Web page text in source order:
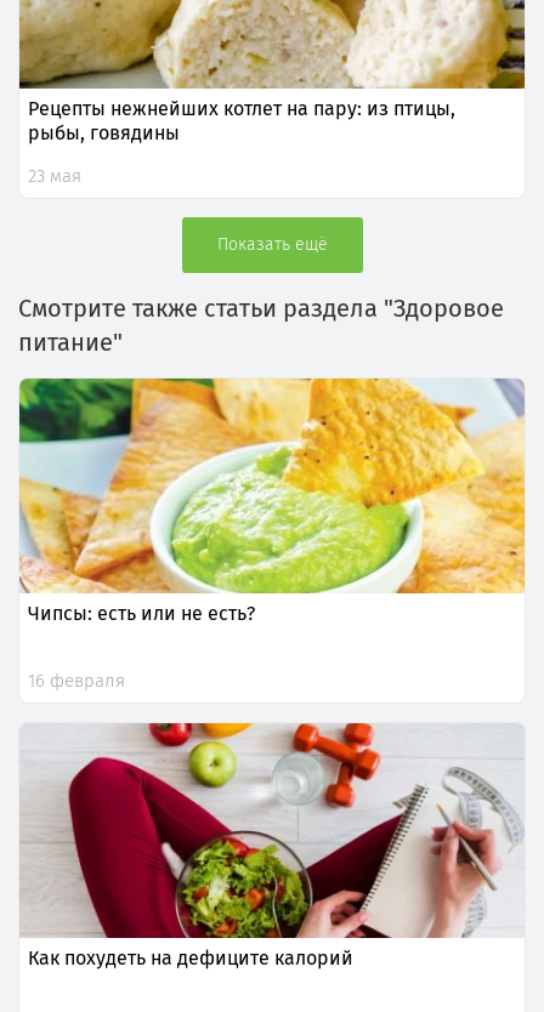
Рецепты нежнейших котлет на пару: из птицы,
рыбы, говядины
23 мая
Показать ещё
Смотрите также статьи раздела "Здоровое
питание"
Чипсы: есть или не есть?
16 февраля
Как похудеть на дефиците калорий